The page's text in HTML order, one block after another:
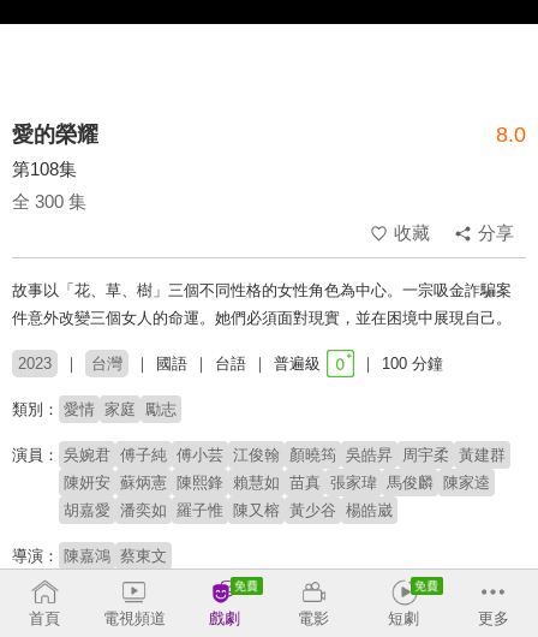
愛的榮耀 8.0
第108集
全 300 集
收藏
分享
故事以「花、草、樹」三個不同性格的女性角色為中心。一宗吸金詐騙案
件意外改變三個女人的命運。她們必須面對現實，並在困境中展現自己。
2023 台灣 國語 台語 普遍級 100 分鐘
類別： 愛情 家庭 勵志
演員： 吳婉君 傅子純 傅小芸 江俊翰 顏曉筠 吳皓昇 周宇柔 黃建群
陳妍安 蘇炳憲 陳熙鋒 賴慧如 苗真 張家瑋 馬俊麟 陳家逵
胡嘉愛 潘奕如 羅子惟 陳又榕 黃少谷 楊皓崴
導演： 陳嘉鴻 蔡東文
# 狗血
首頁
電視頻道 戲劇 電影 短劇 更多